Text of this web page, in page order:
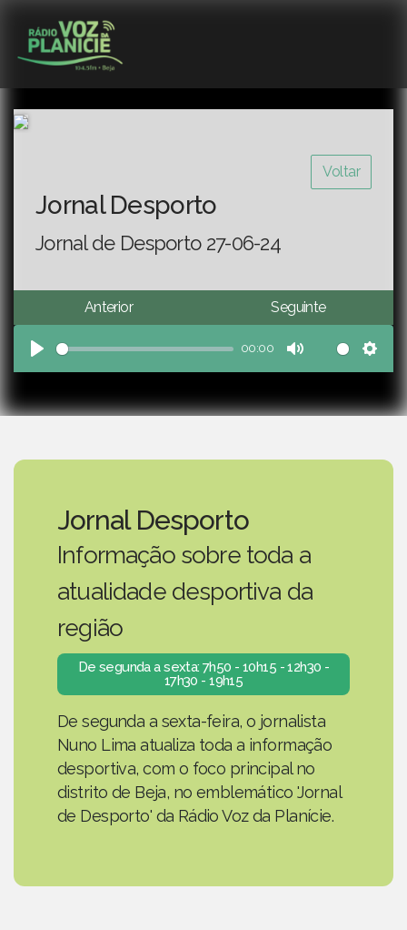
Voltar
Jornal Desporto
Jornal de Desporto 27-06-24
Anterior Seguinte
Play
00:00
Mute
Jornal Desporto
Informação sobre toda a
atualidade desportiva da
região
De segunda a sexta: 7h50 - 10h15 - 12h30 -
17h30 - 19h15
De segunda a sexta-feira, o jornalista
Nuno Lima atualiza toda a informação
desportiva, com o foco principal no
distrito de Beja, no emblemático 'Jornal
de Desporto' da Rádio Voz da Planície.